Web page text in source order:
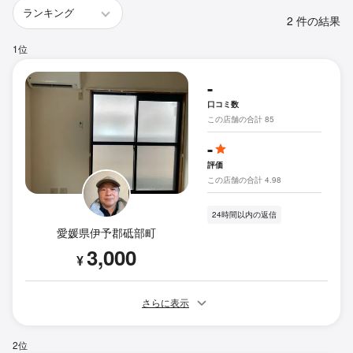
2 件の結果
1位
愛媛県伊予郡砥部町
¥3,000
-
口コミ数
この店舗の合計 85
-
評価
この店舗の合計 4.98
24時間以内の返信
さらに表示
2位